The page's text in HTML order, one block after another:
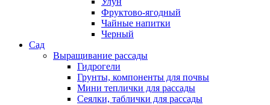
Фруктово-ягодный
Чайные напитки
Черный
Сад
Выращивание рассады
Гидрогели
Грунты, компоненты для почвы
Мини теплички для рассады
Сеялки, таблички для рассады